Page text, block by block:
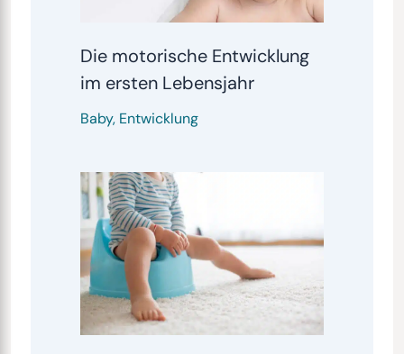
Die motorische Entwicklung
im ersten Lebensjahr
Baby, Entwicklung